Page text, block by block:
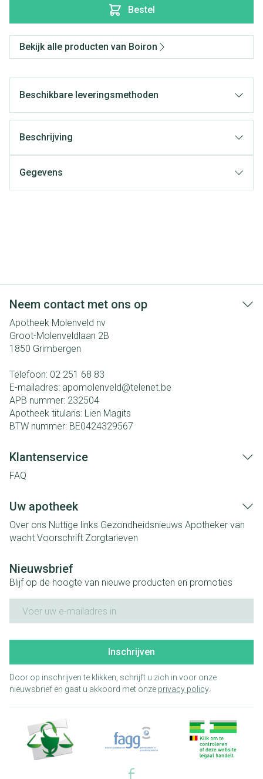
Bestel
Bekijk alle producten van Boiron
Beschikbare leveringsmethoden
Beschrijving
Gegevens
Neem contact met ons op
Apotheek Molenveld nv
Groot-Molenveldlaan 2B
1850 Grimbergen
Telefoon: 02 251 68 83
E-mailadres: apomolenveld@telenet.be
APB nummer: 232504
Apotheek titularis: Lien Magits
BTW nummer: BE0424329567
Klantenservice
FAQ
Uw apotheek
Over ons Nuttige links Gezondheidsnieuws Apotheker van
wacht Voorschrift Zorgtarieven
Nieuwsbrief
Blijf op de hoogte van nieuwe producten en promoties
Inschrijven
Door op inschrijven te klikken, schrijft u zich in voor onze
nieuwsbrief en gaat u akkoord met onze privacy policy.